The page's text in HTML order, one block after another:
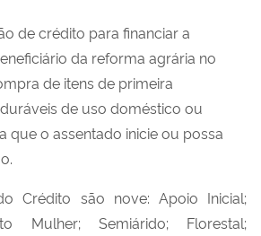
de crédito para financiar a
da reforma agrária no
de itens de primeira
de uso doméstico ou
que o assentado inicie ou possa
Crédito são nove: Apoio Inicial;
Mulher; Semiárido; Florestal;